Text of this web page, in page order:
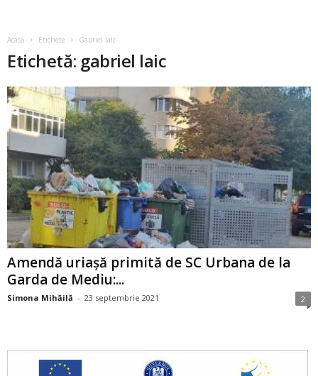
Acasă Etichete Gabriel laic
Etichetă: gabriel laic
Amendă uriașă primită de SC Urbana de la
Garda de Mediu:...
Simona Mihăilă - 23 septembrie 2021 2